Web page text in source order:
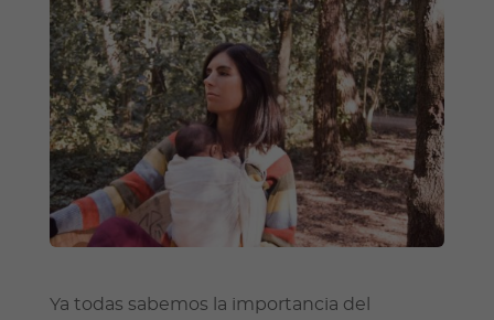
Ya todas sabemos la importancia del